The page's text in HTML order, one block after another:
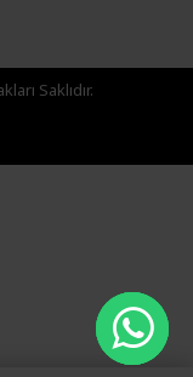
Saklıdır.